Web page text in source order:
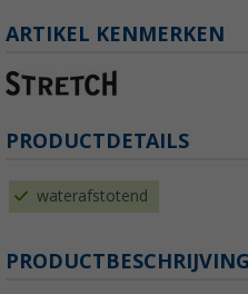
ARTIKEL KENMERKEN
PRODUCTDETAILS
waterafstotend
PRODUCTBESCHRIJVING